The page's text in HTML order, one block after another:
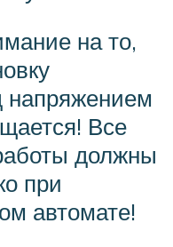
на то,
напряжением
Все
должны
при
автомате!